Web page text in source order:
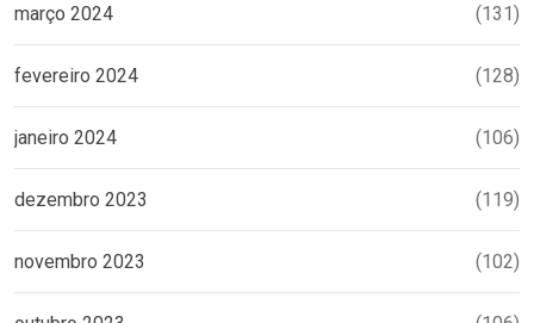
março 2024 (131)
fevereiro 2024 (128)
janeiro 2024 (106)
dezembro 2023 (119)
novembro 2023 (102)